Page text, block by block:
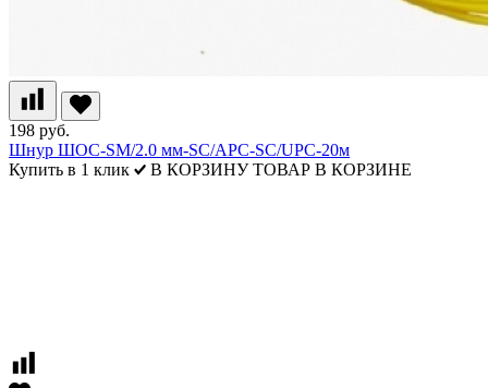
198 руб.
Шнур ШОС-SM/2.0 мм-SC/APC-SC/UPC-20м
Купить в 1 клик
В КОРЗИНУ ТОВАР В КОРЗИНЕ